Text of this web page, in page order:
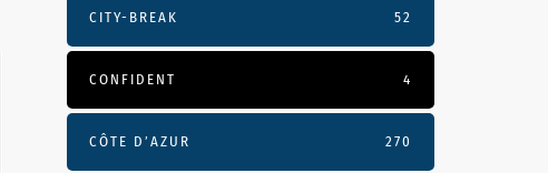
CITY-BREAK 52
CONFIDENT 4
CÔTE D’AZUR 270